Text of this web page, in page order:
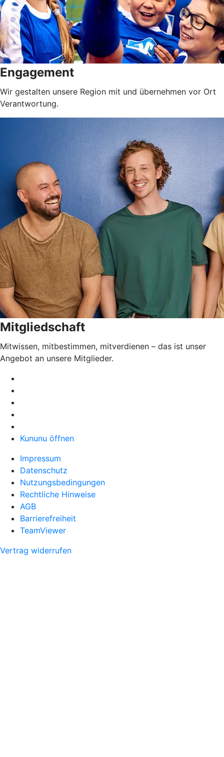
Engagement
Wir gestalten unsere Region mit und übernehmen vor Ort
Verantwortung.
Mitgliedschaft
Mitwissen, mitbestimmen, mitverdienen – das ist unser
Angebot an unsere Mitglieder.
Kununu öffnen
Impressum
Datenschutz
Nutzungsbedingungen
Rechtliche Hinweise
AGB
Barrierefreiheit
TeamViewer
Vertrag widerrufen